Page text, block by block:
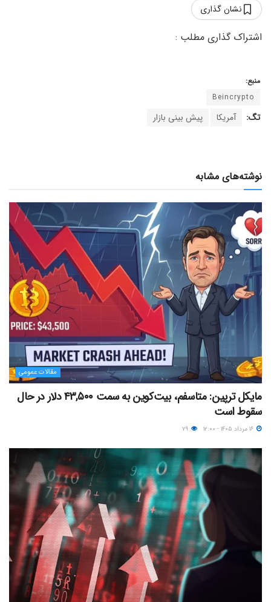
نشان گذاری
منبع:
Beincrypto
تگ: آمریکا پیش بینی بازار
نوشته‌های مشابه
مقالات عمومی
مایکل ترپین: متاسفم، بیت‌کوین به سمت ۴۳,۵۰۰ دلار در حال
سقوط است